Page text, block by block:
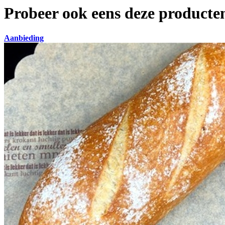
Probeer ook eens deze
Aanbieding